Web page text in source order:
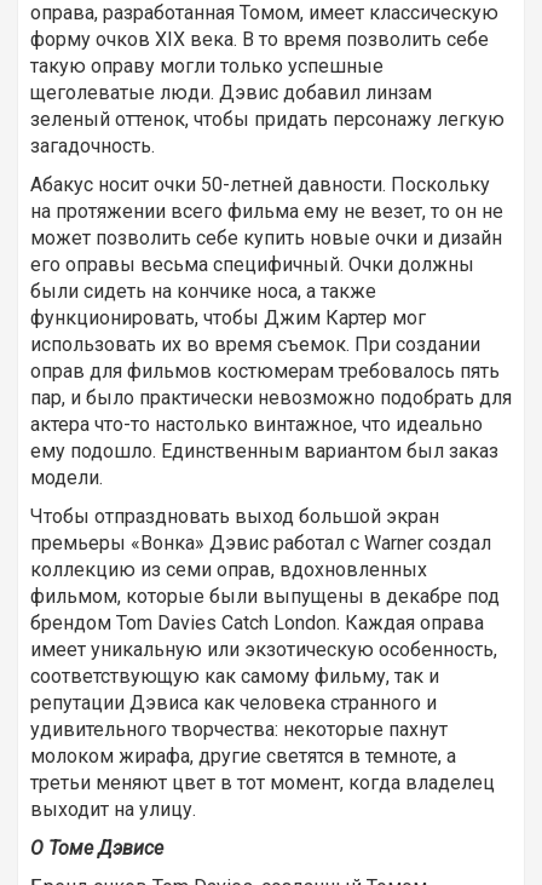
оправа, разработанная Томом, имеет классическую
форму очков XIX века. В то время позволить себе
такую ​​оправу могли только успешные
щеголеватые люди. Дэвис добавил линзам
зеленый оттенок, чтобы придать персонажу легкую
загадочность.
Абакус носит очки 50-летней давности. Поскольку
на протяжении всего фильма ему не везет, то он не
может позволить себе купить новые очки и дизайн
его оправы весьма специфичный. Очки должны
были сидеть на кончике носа, а также
функционировать, чтобы Джим Картер мог
использовать их во время съемок. При создании
оправ для фильмов костюмерам требовалось пять
пар, и было практически невозможно подобрать для
актера что-то настолько винтажное, что идеально
ему подошло. Единственным вариантом был заказ
модели.
Чтобы отпраздновать выход большой экран
премьеры «Вонка» Дэвис работал с Warner создал
коллекцию из семи оправ, вдохновленных
фильмом, которые были выпущены в декабре под
брендом Tom Davies Catch London. Каждая оправа
имеет уникальную или экзотическую особенность,
соответствующую как самому фильму, так и
репутации Дэвиса как человека странного и
удивительного творчества: некоторые пахнут
молоком жирафа, другие светятся в темноте, а
третьи меняют цвет в тот момент, когда владелец
выходит на улицу.
О Томе Дэвисе